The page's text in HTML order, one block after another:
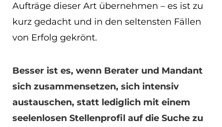
Aufträge dieser Art übernehmen – es ist zu
kurz gedacht und in den seltensten Fällen
von Erfolg gekrönt.
Besser ist es, wenn Berater und Mandant
sich zusammensetzen, sich intensiv
austauschen, statt lediglich mit einem
seelenlosen Stellenprofil auf die Suche zu